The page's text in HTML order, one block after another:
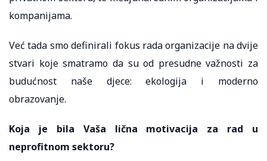
kompanijama.
Već tada smo definirali fokus rada organizacije na dvije
stvari koje smatramo da su od presudne važnosti za
budućnost naše djece: ekologija i moderno
obrazovanje.
Koja je bila Vaša lična motivacija za rad u
neprofitnom sektoru?